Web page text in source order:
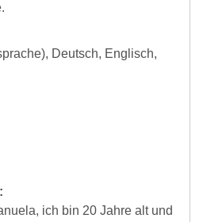
Deutsch, Englisch,
ich bin 20 Jahre alt und